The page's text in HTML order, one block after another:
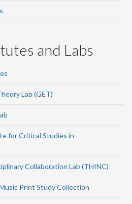
and Labs
Lab (GET)
for Critical Studies in
Collaboration Lab (THINC)
Print Study Collection